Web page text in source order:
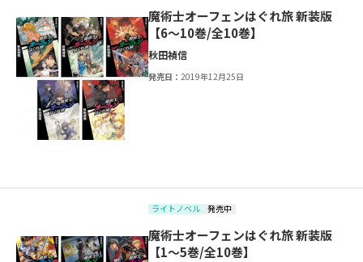
魔術士オーフェンはぐれ旅 新装版
【6～10巻/全10巻】
秋田禎信
発売日：2019年12月25日
ライトノベル 発売中
魔術士オーフェンはぐれ旅 新装版
【1～5巻/全10巻】